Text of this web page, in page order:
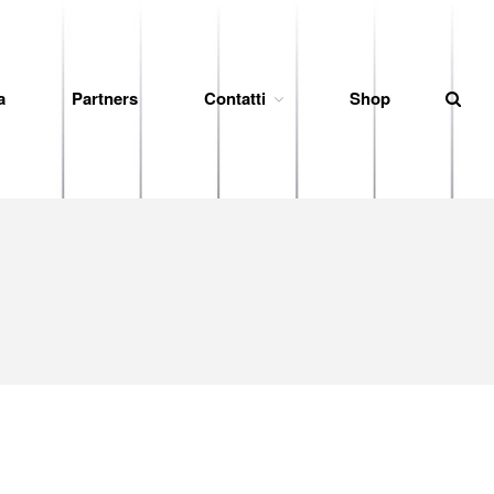
Partners Contatti Shop